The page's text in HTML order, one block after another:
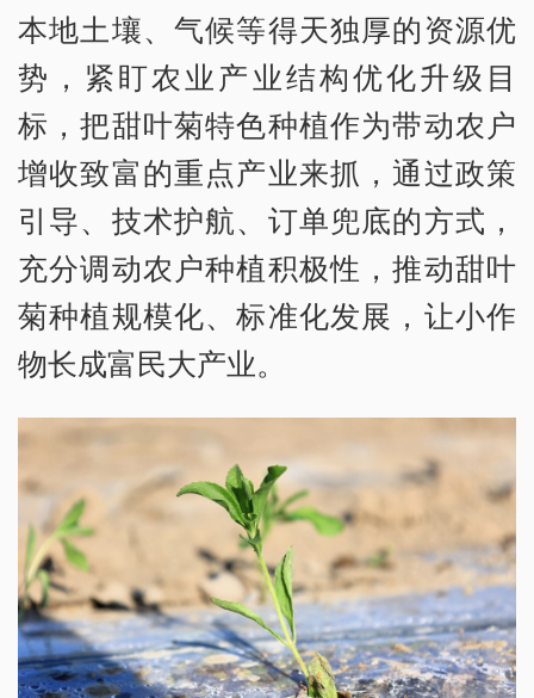
本地土壤、气候等得天独厚的资源优
势，紧盯农业产业结构优化升级目
标，把甜叶菊特色种植作为带动农户
增收致富的重点产业来抓，通过政策
引导、技术护航、订单兜底的方式，
充分调动农户种植积极性，推动甜叶
菊种植规模化、标准化发展，让小作
物长成富民大产业。